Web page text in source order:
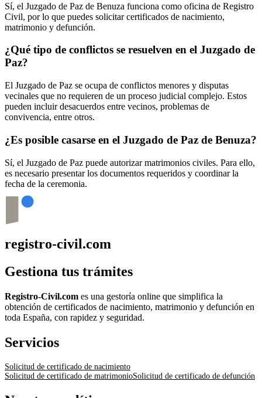
Sí, el Juzgado de Paz de Benuza funciona como oficina de Registro
Civil, por lo que puedes solicitar certificados de nacimiento,
matrimonio y defunción.
¿Qué tipo de conflictos se resuelven en el Juzgado de
Paz?
El Juzgado de Paz se ocupa de conflictos menores y disputas
vecinales que no requieren de un proceso judicial complejo. Estos
pueden incluir desacuerdos entre vecinos, problemas de
convivencia, entre otros.
¿Es posible casarse en el Juzgado de Paz de Benuza?
Sí, el Juzgado de Paz puede autorizar matrimonios civiles. Para ello,
es necesario presentar los documentos requeridos y coordinar la
fecha de la ceremonia.
registro-civil.com
Gestiona tus trámites
Registro-Civil.com es una gestoría online que simplifica la
obtención de certificados de nacimiento, matrimonio y defunción en
toda España, con rapidez y seguridad.
Servicios
Solicitud de certificado de nacimiento
Solicitud de certificado de matrimonioSolicitud de certificado de defunción